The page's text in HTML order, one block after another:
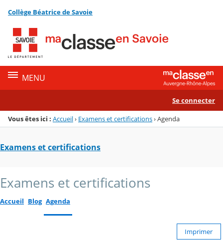
Menu de la rubrique
Contenu
Collège Béatrice de Savoie
MENU
Se connecter
Vous êtes ici : Accueil› Examens et certifications›Agenda
Examens et certifications
Examens et certifications
Accueil Blog Agenda
Imprimer